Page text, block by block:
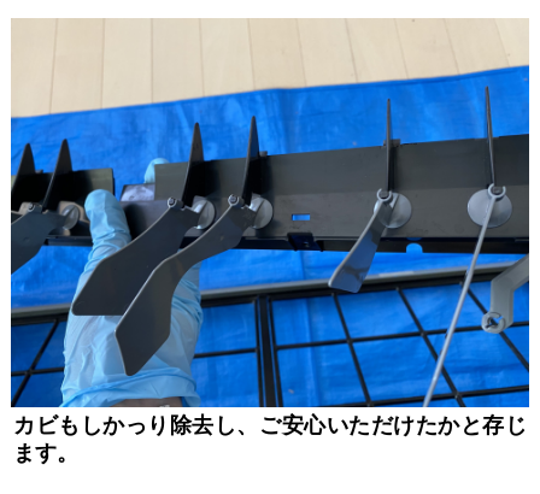
カビもしかっり除去し、ご安心いただけたかと存じ
ます。